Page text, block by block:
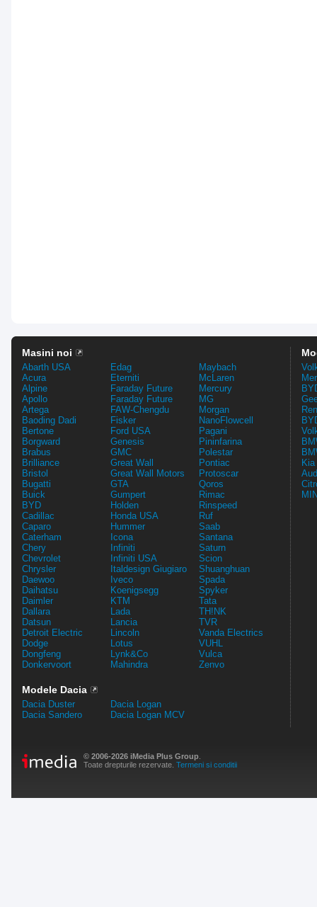
Masini noi
Abarth USA
Acura
Alpine
Apollo
Artega
Baoding Dadi
Bertone
Borgward
Brabus
Brilliance
Bristol
Bugatti
Buick
BYD
Cadillac
Caparo
Caterham
Chery
Chevrolet
Chrysler
Daewoo
Daihatsu
Daimler
Dallara
Datsun
Detroit Electric
Dodge
Dongfeng
Donkervoort
Edag
Eterniti
Faraday Future
Faraday Future
FAW-Chengdu
Fisker
Ford USA
Genesis
GMC
Great Wall
Great Wall Motors
GTA
Gumpert
Holden
Honda USA
Hummer
Icona
Infiniti
Infiniti USA
Italdesign Giugiaro
Iveco
Koenigsegg
KTM
Lada
Lancia
Lincoln
Lotus
Lynk&Co
Mahindra
Maybach
McLaren
Mercury
MG
Morgan
NanoFlowcell
Pagani
Pininfarina
Polestar
Pontiac
Protoscar
Qoros
Rimac
Rinspeed
Ruf
Saab
Santana
Saturn
Scion
Shuanghuan
Spada
Spyker
Tata
TH!NK
TVR
Vanda Electrics
VUHL
Vulca
Zenvo
Modele Dacia
Dacia Duster
Dacia Sandero
Dacia Logan
Dacia Logan MCV
© 2006-2026 iMedia Plus Group
Toate drepturile rezervate. Termeni si conditii